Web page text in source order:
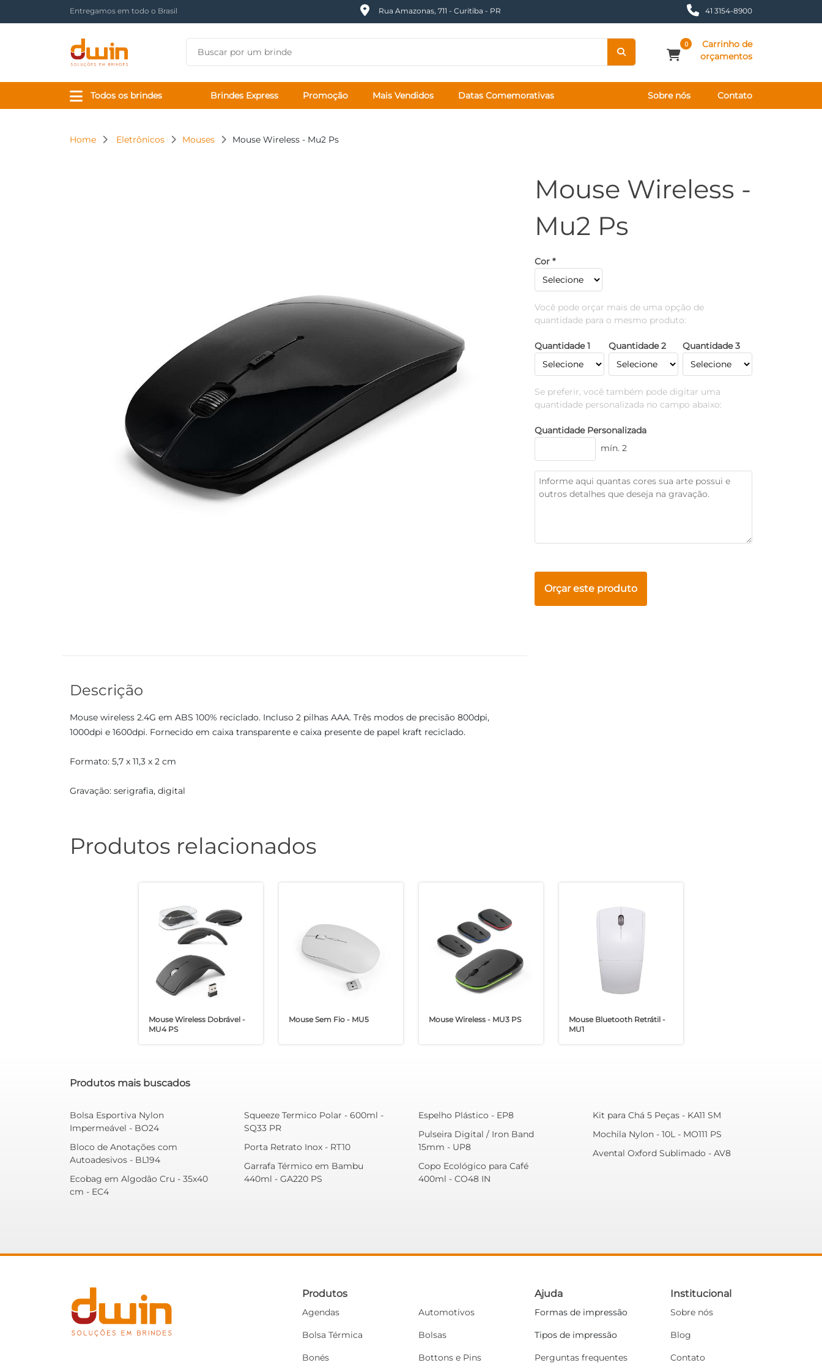
Há mais de 17 anos tornando sua marca presente Rua Amazonas, 711 - Curitiba - PR 41 3154-8900
0
Carrinho de
orçamentos
Todos os brindes Brindes Express Promoção Mais Vendidos Datas Comemorativas Sobre nós Contato
Home Eletrônicos Mouses Mouse Wireless - Mu2 Ps
Descrição
Mouse wireless 2.4G em ABS 100% reciclado. Incluso 2 pilhas AAA. Três modos de precisão 800dpi,
1000dpi e 1600dpi. Fornecido em caixa transparente e caixa presente de papel kraft reciclado.
Formato: 5,7 x 11,3 x 2 cm
Gravação: serigrafia, digital
Mouse Wireless -
Mu2 Ps
Cor *
Você pode orçar mais de uma opção de
quantidade para o mesmo produto:
Quantidade 1 Quantidade 2 Quantidade 3
Se preferir, você também pode digitar uma
quantidade personalizada no campo abaixo:
Quantidade Personalizada
mín. 2
Orçar este produto
Produtos relacionados
Mouse Wireless Dobrável -
MU4 PS
Mouse Sem Fio - MU5 Mouse Wireless - MU3 PS
Mouse Bluetooth Retrátil -
MU1
Produtos mais buscados
Bolsa Esportiva Nylon
Impermeável - BO24
Bloco de Anotações com
Autoadesivos - BL194
Ecobag em Algodão Cru - 35x40
cm - EC4
Squeeze Termico Polar - 600ml -
SQ33 PR
Porta Retrato Inox - RT10
Garrafa Térmico em Bambu
440ml - GA220 PS
Espelho Plástico - EP8
Pulseira Digital / Iron Band
15mm - UP8
Copo Ecológico para Café
400ml - CO48 IN
Kit para Chá 5 Peças - KA11 SM
Mochila Nylon - 10L - MO111 PS
Avental Oxford Sublimado - AV8
Produtos
Agendas
Bolsa Térmica
Bonés
Automotivos
Bolsas
Bottons e Pins
Ajuda
Formas de impressão
Tipos de impressão
Perguntas frequentes
Institucional
Sobre nós
Blog
Contato